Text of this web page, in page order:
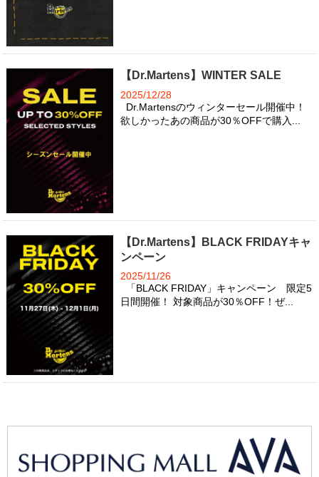
【Dr.Martens】WINTER SALE
2025/12/28
Dr.Martensのウィンターセール開催中！
欲しかったあの商品が30％OFFで購入...
【Dr.Martens】BLACK FRIDAYキャ
ンペーン
2025/11/26
「BLACK FRIDAY」キャンペーン 限定5
日間開催！ 対象商品が30％OFF！ぜ...